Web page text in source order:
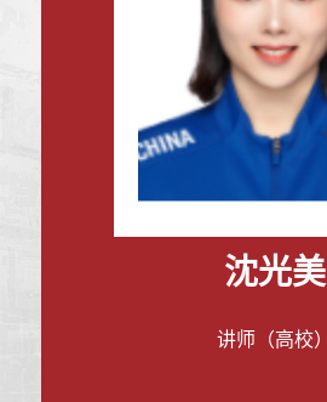
沈光美
讲师（高校）